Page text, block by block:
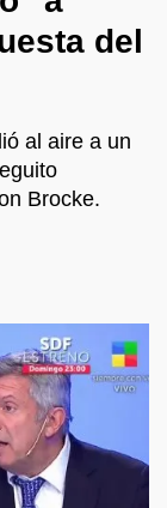
del
al aire a un
Brocke.